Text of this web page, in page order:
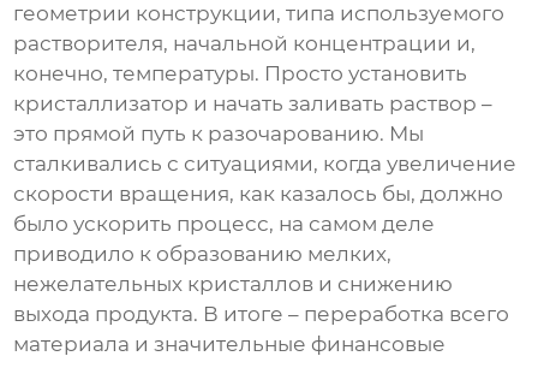
геометрии конструкции, типа используемого
растворителя, начальной концентрации и,
конечно, температуры. Просто установить
кристаллизатор и начать заливать раствор –
это прямой путь к разочарованию. Мы
сталкивались с ситуациями, когда увеличение
скорости вращения, как казалось бы, должно
было ускорить процесс, на самом деле
приводило к образованию мелких,
нежелательных кристаллов и снижению
выхода продукта. В итоге – переработка всего
материала и значительные финансовые